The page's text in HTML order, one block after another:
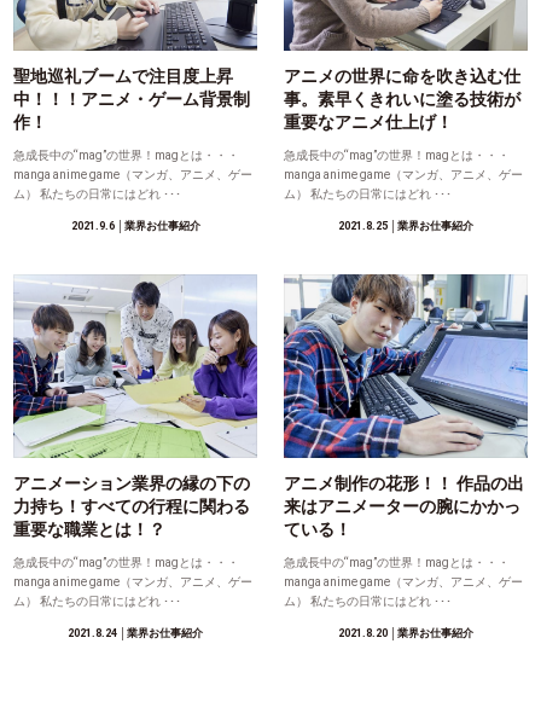
聖地巡礼ブームで注目度上昇
中！！！アニメ・ゲーム背景制
作！
急成長中の“mag”の世界！magとは・・・
manga anime game（マンガ、アニメ、ゲー
ム） 私たちの日常にはどれ ･･･
2021.9.6│業界お仕事紹介
アニメの世界に命を吹き込む仕
事。素早くきれいに塗る技術が
重要なアニメ仕上げ！
急成長中の“mag”の世界！magとは・・・
manga anime game（マンガ、アニメ、ゲー
ム） 私たちの日常にはどれ ･･･
2021.8.25 │業界お仕事紹介
アニメーション業界の縁の下の
力持ち！すべての行程に関わる
重要な職業とは！？
急成長中の“mag”の世界！magとは・・・
manga anime game（マンガ、アニメ、ゲー
ム） 私たちの日常にはどれ ･･･
2021.8.24 │業界お仕事紹介
アニメ制作の花形！！ 作品の出
来はアニメーターの腕にかかっ
ている！
急成長中の“mag”の世界！magとは・・・
manga anime game（マンガ、アニメ、ゲー
ム） 私たちの日常にはどれ ･･･
2021.8.20 │業界お仕事紹介